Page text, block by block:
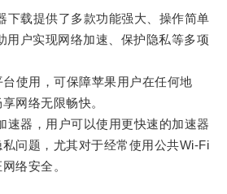
载提供了多款功能强大、操作简单
用户实现网络加速、保护隐私等多项
用，可保障苹果用户在任何地
网络无限畅快。
器，用户可以使用更快速的加速器
问题，尤其对于经常使用公共Wi-Fi
络安全。